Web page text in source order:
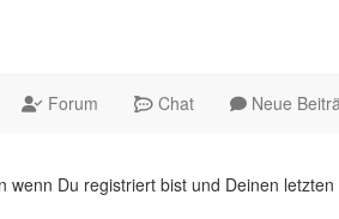
Forum Chat Neue
Du registriert bist und Deinen